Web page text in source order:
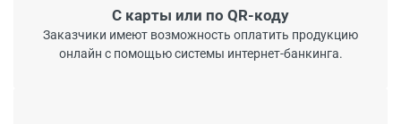
С карты или по QR-коду
Заказчики имеют возможность оплатить продукцию
онлайн с помощью системы интернет-банкинга.